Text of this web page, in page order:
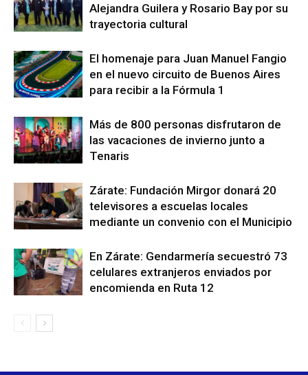
Alejandra Guilera y Rosario Bay por su
trayectoria cultural
El homenaje para Juan Manuel Fangio
en el nuevo circuito de Buenos Aires
para recibir a la Fórmula 1
Más de 800 personas disfrutaron de
las vacaciones de invierno junto a
Tenaris
Zárate: Fundación Mirgor donará 20
televisores a escuelas locales
mediante un convenio con el Municipio
En Zárate: Gendarmería secuestró 73
celulares extranjeros enviados por
encomienda en Ruta 12